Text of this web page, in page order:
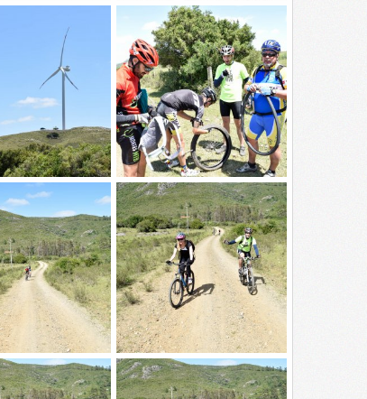
_DSC0340
Skylined
7 Dic 2015
0
0
7 Dic 2015
_DSC0332
Skylined
7 Dic 2015
0
0
7 Dic 2015
_DSC0319
Skylined
7 Dic 2015
0
0